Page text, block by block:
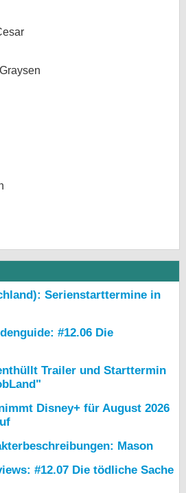
Serienstarttermine in
#12.06 Die
Trailer und Starttermin
Disney+ für August 2026
Mason
#12.07 Die tödliche Sache